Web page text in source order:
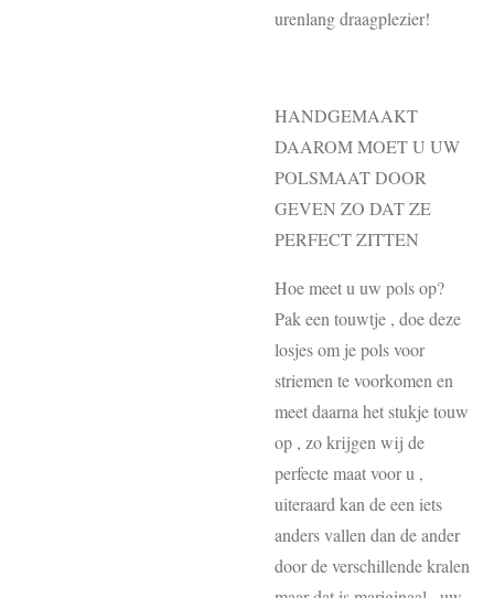
urenlang draagplezier!
HANDGEMAAKT
DAAROM MOET U UW
POLSMAAT DOOR
GEVEN ZO DAT ZE
PERFECT ZITTEN
Hoe meet u uw pols op?
Pak een touwtje , doe deze
losjes om je pols voor
striemen te voorkomen en
meet daarna het stukje touw
op , zo krijgen wij de
perfecte maat voor u ,
uiteraard kan de een iets
anders vallen dan de ander
door de verschillende kralen